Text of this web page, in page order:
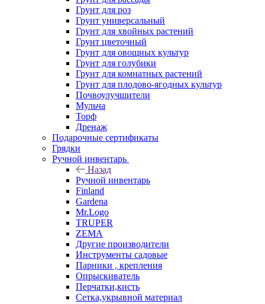
Грунт для роз
Грунт универсальный
Грунт для хвойных растений
Грунт цветочный
Грунт для овощных культур
Грунт для голубики
Грунт для комнатных растений
Грунт для плодово-ягодных культур
Почвоулучшители
Мульча
Торф
Дренаж
Подарочные сертификаты
Грядки
Ручной инвентарь
Назад
Ручной инвентарь
Finland
Gardena
Mr.Logo
TRUPER
ZEMA
Другие производители
Инструменты садовые
Парники , крепления
Опрыскиватель
Перчатки,кисть
Сетка,укрывной материал